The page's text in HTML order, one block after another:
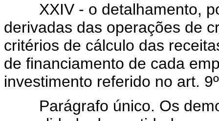
XXIV - o detalhamento,
derivadas das operações de
critérios de cálculo das
de financiamento de cada
investimento referido no art.
Parágrafo único. Os